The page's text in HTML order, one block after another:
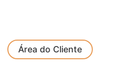
Área do Cliente